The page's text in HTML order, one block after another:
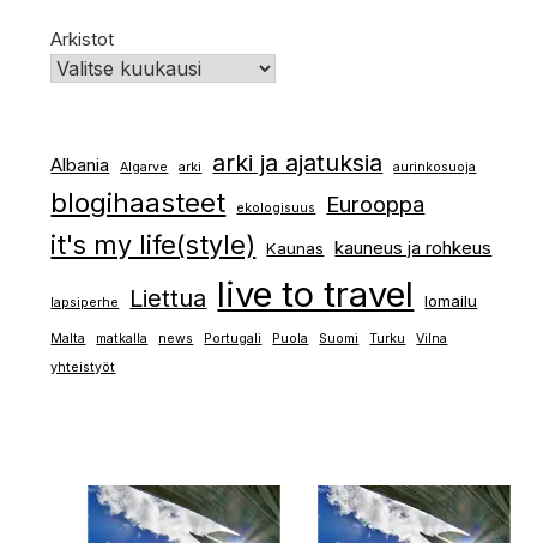
Arkistot
Albania Algarve arki arki ja ajatuksia aurinkosuoja
blogihaasteet ekologisuus Eurooppa
it's my life(style) Kaunas kauneus ja rohkeus
lapsiperhe Liettua live to travel lomailu
Malta matkalla news Portugali Puola Suomi Turku
Vilna
yhteistyöt